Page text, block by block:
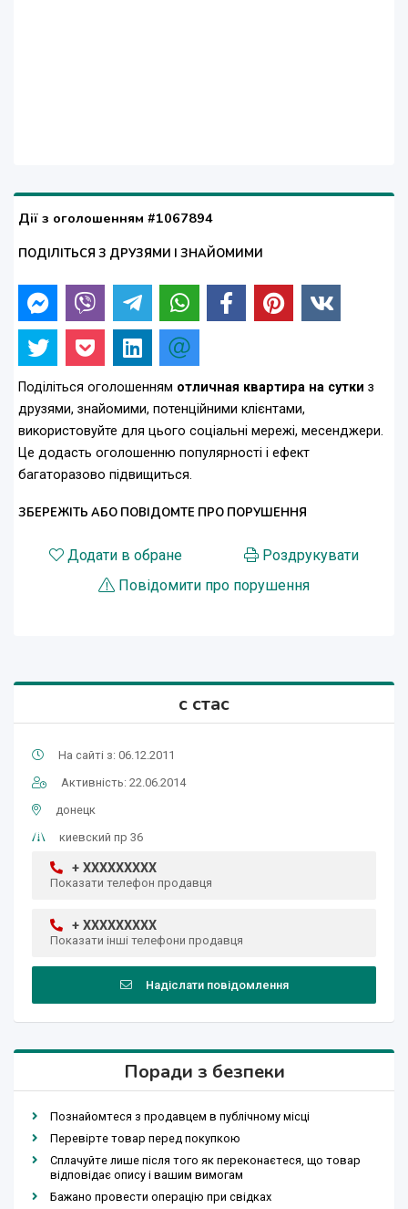
Дії з оголошенням #1067894
ПОДІЛІТЬСЯ З ДРУЗЯМИ І ЗНАЙОМИМИ
Поділіться оголошенням отличная квартира на сутки з
друзями, знайомими, потенційними клієнтами,
використовуйте для цього соціальні мережі, месенджери.
Це додасть оголошенню популярності і ефект
багаторазово підвищиться.
ЗБЕРЕЖІТЬ АБО ПОВІДОМТЕ ПРО ПОРУШЕННЯ
Додати в обране
Роздрукувати
Повідомити про порушення
с стас
На сайті з: 06.12.2011
Активність: 22.06.2014
донецк
киевский пр 36
+ XXXXXXXXX
Показати телефон продавця
+ XXXXXXXXX
Показати інші телефони продавця
Надіслати повідомлення
Поради з безпеки
Познайомтеся з продавцем в публічному місці
Перевірте товар перед покупкою
Сплачуйте лише після того як переконаєтеся, що товар
відповідає опису і вашим вимогам
Бажано провести операцію при свідках